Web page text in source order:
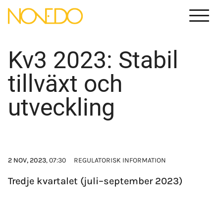
Menu
Kv3 2023: Stabil
tillväxt och
utveckling
2 NOV, 2023, 07:30 REGULATORISK INFORMATION
Tredje kvartalet (juli–september 2023)